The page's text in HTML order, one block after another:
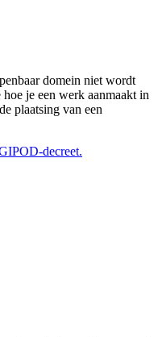
domein niet wordt
je een werk aanmaakt in
plaatsing van een
decreet.